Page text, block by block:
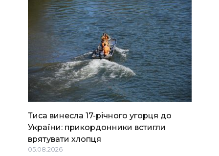
Тиса винесла 17-річного угорця до
України: прикордонники встигли
врятувати хлопця
05.08.2026